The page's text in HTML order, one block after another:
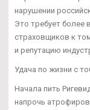
нарушении
Это требует более
страховщиков к
и репутацию
Удача по жизни с
Начала пить
напрочь